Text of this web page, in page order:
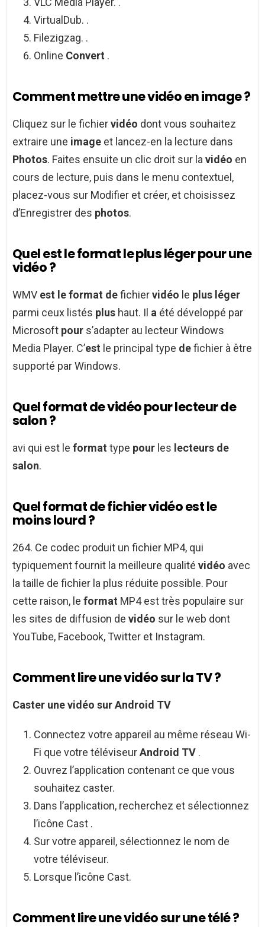
VirtualDub. .
Filezigzag. .
Online Convert .
Comment mettre une vidéo en image ?
Cliquez sur le fichiervidéo dont vous souhaitez
extraire une image et lancez-en la lecture dans
Photos. Faites ensuite un clic droit sur la vidéo en
cours de lecture, puis dans le menu contextuel,
placez-vous sur Modifier et créer, et choisissez
d’Enregistrer des photos.
Quel est le format le plus léger pour une
vidéo ?
WMV est le format defichiervidéo le plus léger
parmi ceux listés plus haut. Il a été développé par
Microsoft pour s’adapter au lecteur Windows
Media Player. C’est le principal type defichier à être
supporté par Windows.
Quel format de vidéo pour lecteur de
salon ?
avi qui est le format type pour les lecteurs de
salon.
Quel format de fichier vidéo est le
moins lourd ?
264. Ce codec produit un fichier MP4, qui
typiquement fournit la meilleure qualité vidéo avec
la taille de fichier la plus réduite possible. Pour
cette raison, le format MP4 est très populaire sur
les sites de diffusion de vidéo sur le web dont
YouTube, Facebook, Twitter et Instagram.
Comment lire une vidéo sur la TV ?
Caster unevidéo surAndroid TV
Connectez votre appareil au même réseau Wi-
Fi que votre téléviseurAndroid TV .
Ouvrez l’application contenant ce que vous
souhaitez caster.
Dans l’application, recherchez et sélectionnez
l’icône Cast .
Sur votre appareil, sélectionnez le nom de
votre téléviseur.
Lorsque l’icône Cast.
Comment lire une vidéo sur une télé ?